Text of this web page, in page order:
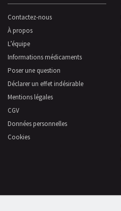
Contactez-nous
À propos
L’équipe
Informations médicaments
Poser une question
Déclarer un effet indésirable
Mentions légales
CGV
Données personnelles
Cookies